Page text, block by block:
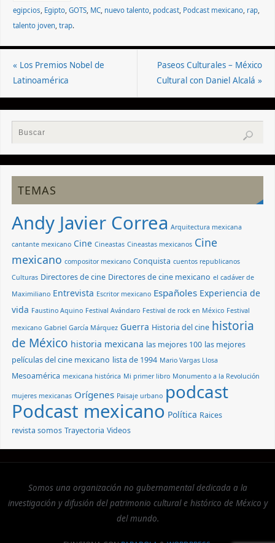
egipcios Egipto ,GOTS MC nuevo talento podcast Podcast mexicano rap
talento joven ,trap.
« Los Premios Nobel de
Latinoamérica
Paseos Culturales – México
Cultural con Daniel Alcalá »
TEMAS
Andy Javier Correa Arquitectura mexicana
cantante mexicano Cine Cineastas Cineastas mexicanos Cine
mexicano compositor mexicano Conquista cuentos republicanos
Culturas Directores de cine Directores de cine mexicano el cadáver de
Maximiliano Entrevista Escritor mexicano Españoles Experiencia de
vida Faustino Aquino Festival Avándaro Festival de rock en México Festival
mexicano Gabriel García Márquez Guerra Historia del cine historia
de México historia mexicana las mejores 100 las mejores
películas del cine mexicano lista de 1994 Mario Vargas Llosa
Mesoamérica mexicana histórica Mi primer libro Monumento a la Revolución
mujeres mexicanas Orígenes Paisaje urbano podcast
Podcast mexicano Política Raices
revista somos Trayectoria Videos
Somos una organización no gubernamental dedicada a la
investigación y difusión del patrimonio cultural e histórico de México y
del mundo.